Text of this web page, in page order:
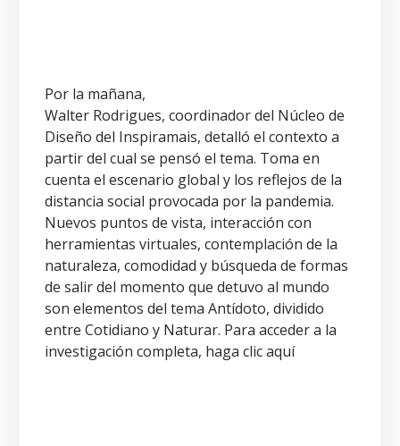
Por la mañana,
Walter Rodrigues, coordinador del Núcleo de
Diseño del Inspiramais, detalló el contexto a
partir del cual se pensó el tema. Toma en
cuenta el escenario global y los reflejos de la
distancia social provocada por la pandemia.
Nuevos puntos de vista, interacción con
herramientas virtuales, contemplación de la
naturaleza, comodidad y búsqueda de formas
de salir del momento que detuvo al mundo
son elementos del tema Antídoto, dividido
entre Cotidiano y Naturar. Para acceder a la
investigación completa, haga clic aquí